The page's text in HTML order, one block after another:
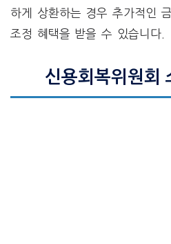
하게 상환하는 경우 추가적인
조정 혜택을 받을 수 있습니다.
신용회복위원회